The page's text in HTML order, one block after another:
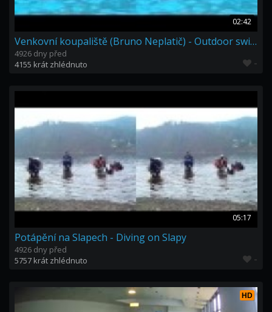
02:42
Venkovní koupaliště (Bruno Neplatič) - Outdoor swimming pool 3D
4926 dny před
4155 krát zhlédnuto
-
05:17
Potápění na Slapech - Diving on Slapy
4926 dny před
5757 krát zhlédnuto
-
HD